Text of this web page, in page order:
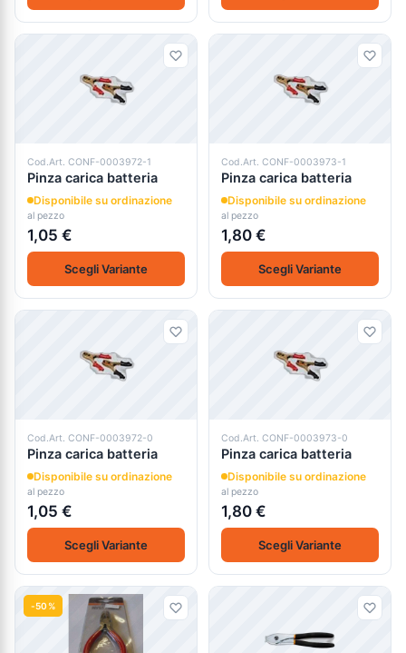
Cod.Art. CONF-0003972-1
Pinza carica batteria
Disponibile su ordinazione
al pezzo
1,05 €
Scegli Variante
Cod.Art. CONF-0003973-1
Pinza carica batteria
Disponibile su ordinazione
al pezzo
1,80 €
Scegli Variante
Cod.Art. CONF-0003972-0
Pinza carica batteria
Disponibile su ordinazione
al pezzo
1,05 €
Scegli Variante
Cod.Art. CONF-0003973-0
Pinza carica batteria
Disponibile su ordinazione
al pezzo
1,80 €
Scegli Variante
-50%